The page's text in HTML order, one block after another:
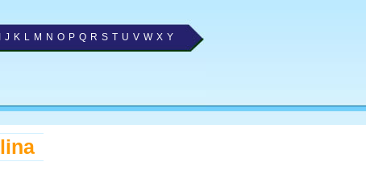
J K L M N O P Q R S T U V W X Y